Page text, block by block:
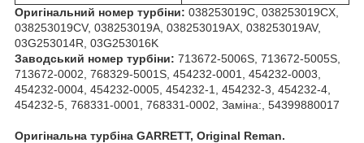
Оригінальний номер турбіни: 038253019C, 038253019CX,
038253019CV, 038253019A, 038253019AX, 038253019AV,
03G253014R, 03G253016K
Заводський номер турбіни: 713672-5006S, 713672-5005S,
713672-0002, 768329-5001S, 454232-0001, 454232-0003,
454232-0004, 454232-0005, 454232-1, 454232-3, 454232-4,
454232-5, 768331-0001, 768331-0002, Заміна:, 54399880017
Оригінальна турбіна GARRETT, Original Reman.